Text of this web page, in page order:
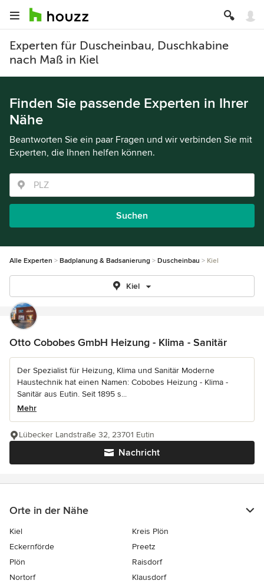
Experten für Duscheinbau, Duschkabine
nach Maß in Kiel
Finden Sie passende Experten in Ihrer
Nähe
Beantworten Sie ein paar Fragen und wir verbinden Sie mit
Experten, die Ihnen helfen können.
Suchen
Alle Experten Badplanung & Badsanierung Duscheinbau Kiel
Kiel
Otto Cobobes GmbH Heizung - Klima - Sanitär
Der Spezialist für Heizung, Klima und Sanitär Moderne
Haustechnik hat einen Namen: Cobobes Heizung - Klima -
Sanitär aus Eutin. Seit 1895 s...
Mehr
Nachricht
Lübecker Landstraße 32, 23701 Eutin
Orte in der Nähe
Kiel
Kreis Plön
Eckernförde
Preetz
Plön
Raisdorf
Nortorf
Klausdorf